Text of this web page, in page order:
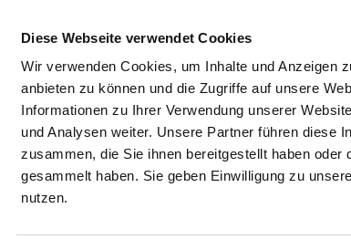
Diese Webseite verwendet Cookies
Wir verwenden Cookies, um Inhalte und Anzeigen
anbieten zu können und die Zugriffe auf unsere
Informationen zu Ihrer Verwendung unserer
und Analysen weiter. Unsere Partner führen diese
zusammen, die Sie ihnen bereitgestellt haben
gesammelt haben. Sie geben Einwilligung zu
nutzen.
_Lederer Hof
INFOS REGION & ORTE